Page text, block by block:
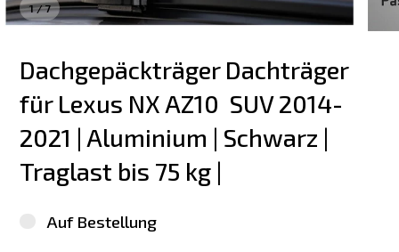
1/7
Dachgepäckträger Dachträger
für Lexus NX AZ10  SUV 2014-
2021 | Aluminium | Schwarz |
Traglast bis 75 kg |
Auf Bestellung